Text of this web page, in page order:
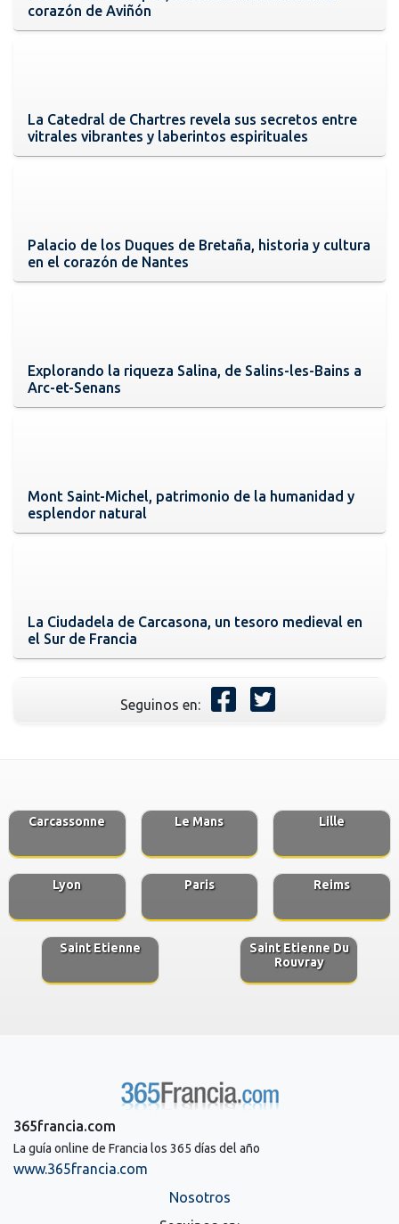
corazón de Aviñón
La Catedral de Chartres revela sus secretos entre
vitrales vibrantes y laberintos espirituales
Palacio de los Duques de Bretaña, historia y cultura
en el corazón de Nantes
Explorando la riqueza Salina, de Salins-les-Bains a
Arc-et-Senans
Mont Saint-Michel, patrimonio de la humanidad y
esplendor natural
La Ciudadela de Carcasona, un tesoro medieval en
el Sur de Francia
Seguinos en:
Carcassonne Le Mans Lille
Lyon Paris Reims
Saint Etienne
Saint Etienne Du
Rouvray
365francia.com
La guía online de Francia los 365 días del año
www.365francia.com
Nosotros